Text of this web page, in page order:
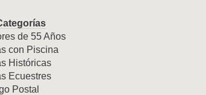
de 55 Años
con Piscina
Históricas
Ecuestres
Postal